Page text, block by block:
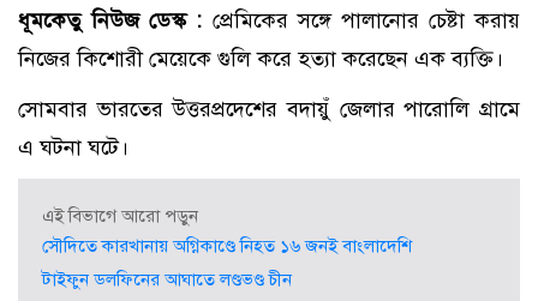
ধূমকেতু নিউজ ডেস্ক : প্রেমিকের সঙ্গে পালানোর চেষ্টা করায়
নিজের কিশোরী মেয়েকে গুলি করে হত্যা করেছেন এক ব্যক্তি।
সোমবার ভারতের উত্তরপ্রদেশের বদায়ুঁ জেলার পারোলি গ্রামে
এ ঘটনা ঘটে।
এই বিভাগে আরো পড়ুন
সৌদিতে কারখানায় অগ্নিকাণ্ডে নিহত ১৬ জনই বাংলাদেশি
টাইফুন ডলফিনের আঘাতে লণ্ডভণ্ড চীন